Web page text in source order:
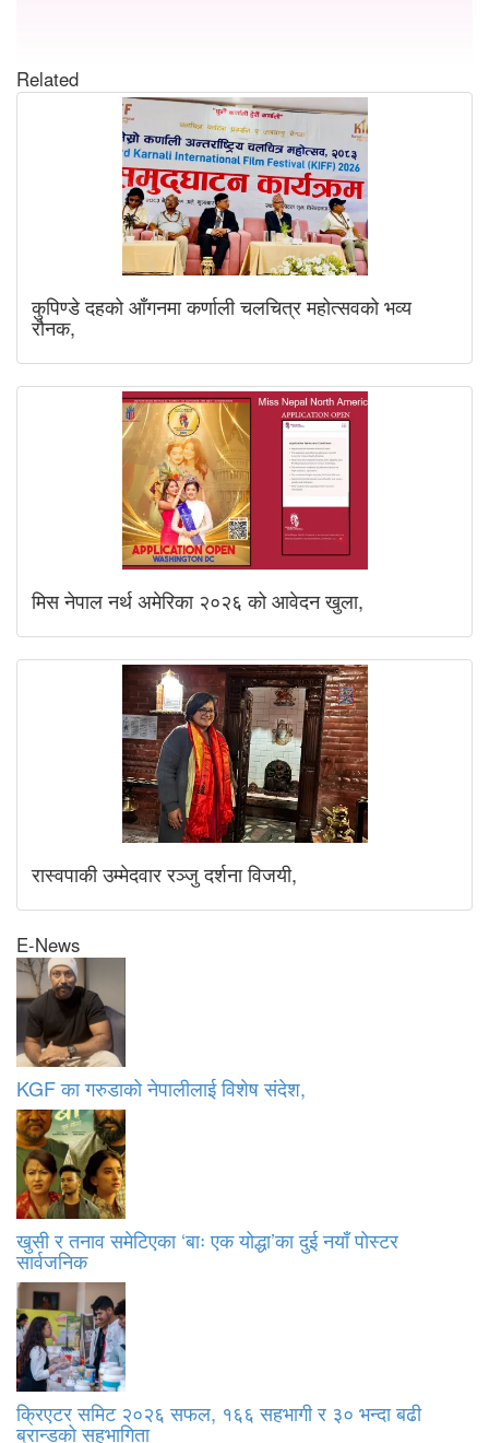
Related
कुपिण्डे दहको आँगनमा कर्णाली चलचित्र महोत्सवको भव्य
रौनक,
मिस नेपाल नर्थ अमेरिका २०२६ को आवेदन खुला,
रास्वपाकी उम्मेदवार रञ्जु दर्शना विजयी,
E-News
KGF का गरुडाको नेपालीलाई विशेष संदेश,
खुसी र तनाव समेटिएका ‘बाः एक योद्धा’का दुई नयाँ पोस्टर
सार्वजनिक
क्रिएटर समिट २०२६ सफल, १६६ सहभागी र ३० भन्दा बढी
ब्रान्डको सहभागिता